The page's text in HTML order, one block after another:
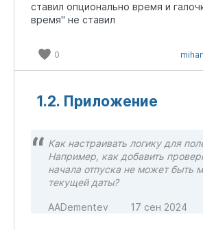
ставил опционально время и
время" не ставил
0
1.2. Приложение
Как настраивать логику для
Например, как добавить
начала отпуска не может быть
текущей даты?
AADementev 17 сен 2024